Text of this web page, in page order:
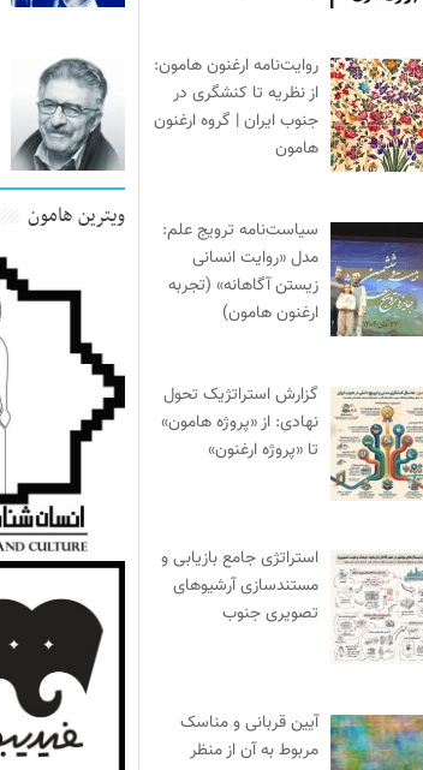
ویترین هامون
روایت‌نامه ارغنون هامون:
از نظریه تا کنشگری در
جنوب ایران | گروه ارغنون
هامون
سیاست‌نامه ترویج علم:
مدل «روایت انسانی
زیستن آگاهانه» (تجربه
ارغنون هامون)
گزارش استراتژیک تحول
نهادی: از «پروژه هامون»
تا «پروژه ارغنون»
استراتژی جامع بازیابی و
مستندسازی آرشیوهای
تصویری جنوب
آیین قربانی و مناسک
مربوط به آن از منظر